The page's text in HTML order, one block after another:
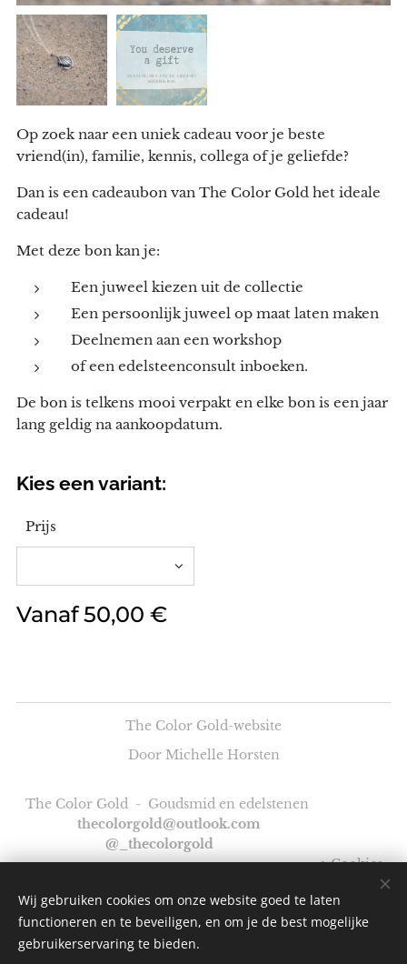
Op zoek naar een uniek cadeau voor je beste
vriend(in), familie, kennis, collega of je geliefde?
Dan is een cadeaubon van The Color Gold het ideale
cadeau!
Met deze bon kan je:
Een juweel kiezen uit de collectie
Een persoonlijk juweel op maat laten maken
Deelnemen aan een workshop
of een edelsteenconsult inboeken.
De bon is telkens mooi verpakt en elke bon is een jaar
lang geldig na aankoopdatum.
Kies een variant:
Prijs
Vanaf50,00 €
The Color Gold-website
Door Michelle Horsten
The Color Gold - Goudsmid en edelstenen
thecolorgold@outlook.com
@_thecolorgold
Cookies
Talen
Nederlands
English
Wij gebruiken cookies om onze website goed te laten
functioneren en te beveiligen, en om je de best mogelijke
gebruikerservaring te bieden.